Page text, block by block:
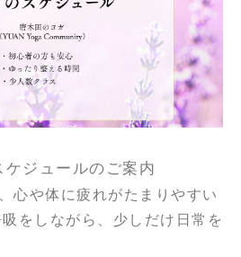
ケジュールのご案内
心や体に疲れがたまりやすい
をしながら、少しだけ日常を